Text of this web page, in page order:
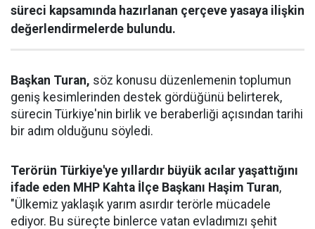
süreci kapsamında hazırlanan çerçeve yasaya ilişkin
değerlendirmelerde bulundu.
Başkan Turan, söz konusu düzenlemenin toplumun
geniş kesimlerinden destek gördüğünü belirterek,
sürecin Türkiye'nin birlik ve beraberliği açısından tarihi
bir adım olduğunu söyledi.
Terörün Türkiye'ye yıllardır büyük acılar yaşattığını
ifade eden MHP Kahta İlçe Başkanı Haşim Turan,
"Ülkemiz yaklaşık yarım asırdır terörle mücadele
ediyor. Bu süreçte binlerce vatan evladımızı şehit